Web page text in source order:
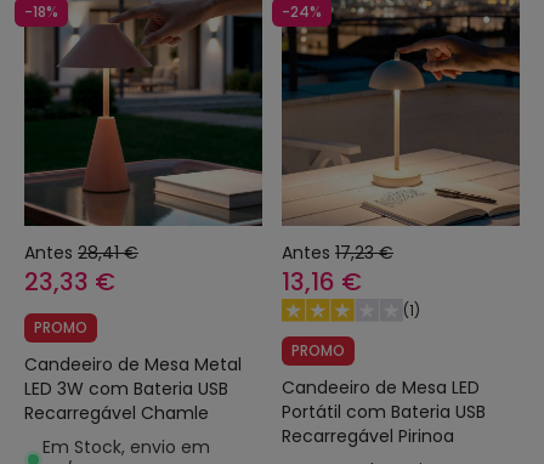
-18%
Antes 28,41 €
23,33 €
PROMO
Candeeiro de Mesa Metal
LED 3W com Bateria USB
Recarregável Chamle
Em Stock, envio em
-24%
Antes 17,23 €
13,16 €
(1)
PROMO
Candeeiro de Mesa LED
Portátil com Bateria USB
Recarregável Pirinoa